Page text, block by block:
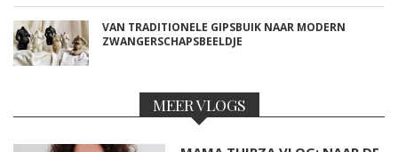
VAN TRADITIONELE GIPSBUIK NAAR MODERN
ZWANGERSCHAPSBEELDJE
MEER VLOGS